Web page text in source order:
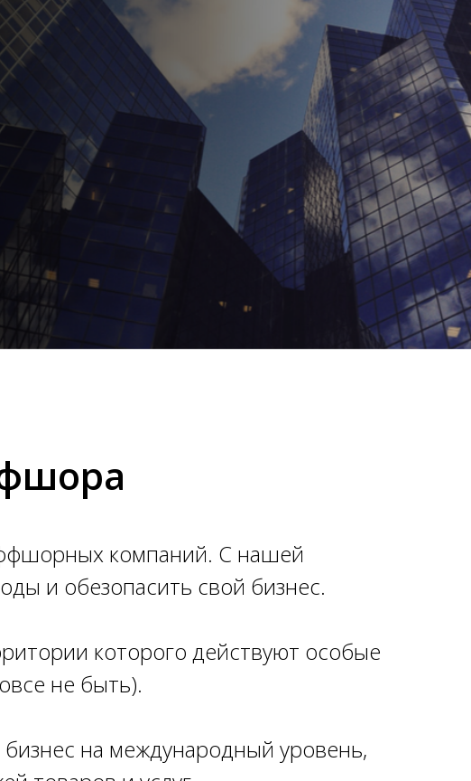
от
компаний. С нашей
и обезопасить свой бизнес.
которого действуют особые
не быть).
на международный уровень,